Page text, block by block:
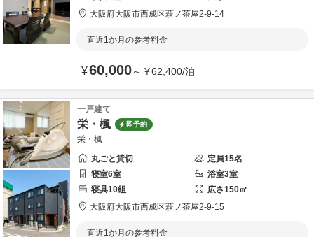
大阪府大阪市西成区萩ノ茶屋2-9-14
直近1か月の参考料金
¥60,000～ ¥62,400/泊
一戸建て
栄・楓 即予約
栄・楓
丸ごと貸切
定員15名
寝室6室 浴室3室
寝具10組 広さ150㎡
大阪府大阪市西成区萩ノ茶屋2-9-15
直近1か月の参考料金